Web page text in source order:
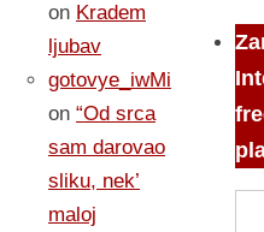
on Kradem
ljubav
gotovye_iwMi
on “Od srca
sam darovao
sliku, nek’
maloj